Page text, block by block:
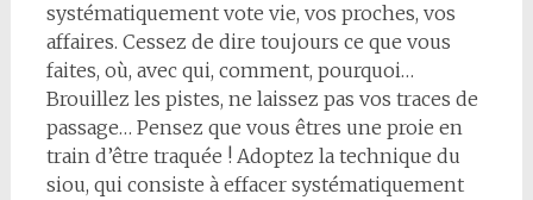
systématiquement vote vie, vos proches, vos
affaires. Cessez de dire toujours ce que vous
faites, où, avec qui, comment, pourquoi…
Brouillez les pistes, ne laissez pas vos traces de
passage… Pensez que vous êtres une proie en
train d’être traquée ! Adoptez la technique du
siou, qui consiste à effacer systématiquement